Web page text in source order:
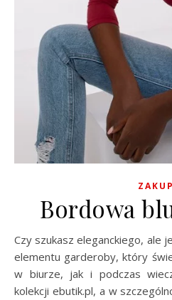
Bordowa
Czy szukasz eleganckiego, ale jednocześnie komfortowego
elementu garderoby, który
w biurze, jak i podczas
kolekcji ebutik.pl, a w